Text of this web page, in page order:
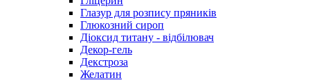
Глазур для розпису пряників
Глюкозний сироп
Діоксид титану - відбілювач
Декор-гель
Декстроза
Желатин